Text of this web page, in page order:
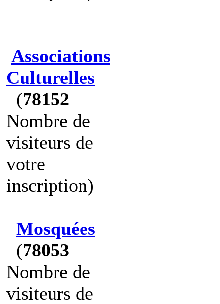
Associations
Culturelles
(78152
Nombre de
visiteurs de
votre
inscription)
Mosquées
(78053
Nombre de
visiteurs de